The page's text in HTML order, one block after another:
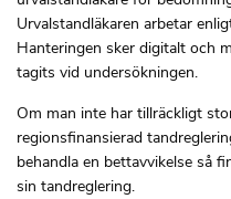
Urvalstandläkaren arbetar
Hanteringen sker digitalt och
tagits vid undersökningen.
Om man inte har tillräckligt
regionsfinansierad
behandla en bettavvikelse så
sin tandreglering.